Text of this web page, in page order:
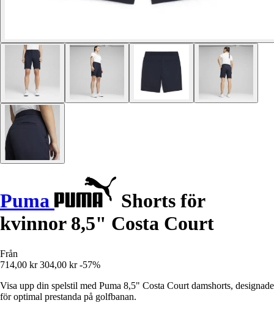
Puma
Shorts för
kvinnor 8,5" Costa Court
Från
714,00 kr 304,00 kr -57%
Visa upp din spelstil med Puma 8,5" Costa Court damshorts, designade
för optimal prestanda på golfbanan.